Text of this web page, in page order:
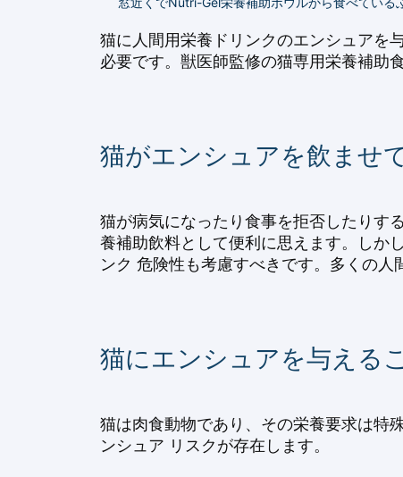
猫に人間用栄養ドリンクのエンシュアを
必要です。獣医師監修の猫専用栄養補助
猫がエンシュアを飲ませ
猫が病気になったり食事を拒否したりす
養補助飲料として便利に思えます。しか
ンク 危険性も考慮すべきです。多くの人
猫にエンシュアを与える
猫は肉食動物であり、その栄養要求は特
ンシュア リスクが存在します。